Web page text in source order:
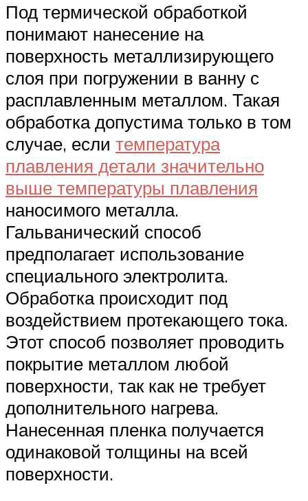
Под термической обработкой
понимают нанесение на
поверхность металлизирующего
слоя при погружении в ванну с
расплавленным металлом. Такая
обработка допустима только в том
случае, если температура
плавления детали значительно
выше температуры плавления
наносимого металла.
Гальванический способ
предполагает использование
специального электролита.
Обработка происходит под
воздействием протекающего тока.
Этот способ позволяет проводить
покрытие металлом любой
поверхности, так как не требует
дополнительного нагрева.
Нанесенная пленка получается
одинаковой толщины на всей
поверхности.